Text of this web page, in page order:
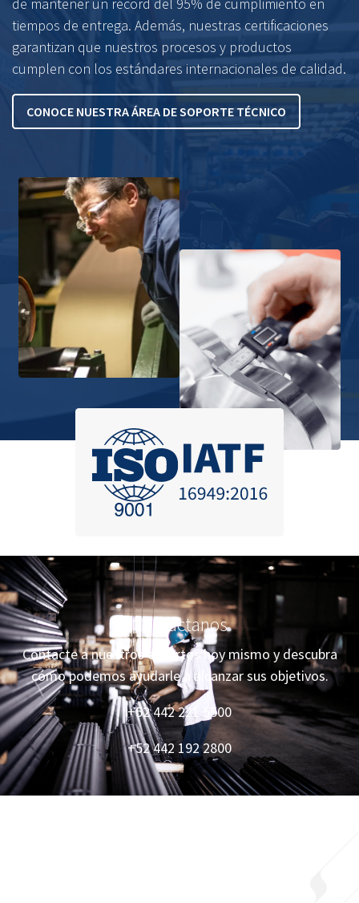
tiempos de entrega. Además, nuestras certificaciones
garantizan que nuestros procesos y productos
cumplen con los estándares internacionales de calidad.
CONOCE NUESTRA ÁREA DE SOPORTE TÉCNICO
Contáctanos
Contacte a nuestros expertos hoy mismo y descubra
cómo podemos ayudarle a alcanzar sus objetivos.
+52 442 221 5500
+52 442 192 2800